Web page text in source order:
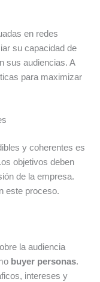
en redes
su capacidad de
sus audiencias. A
para maximizar
y coherentes es
objetivos deben
de la empresa.
este proceso.
la audiencia
buyer personas.
intereses y